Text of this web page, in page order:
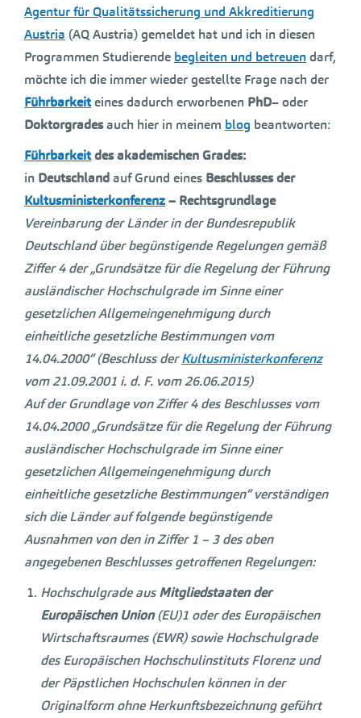
Agentur fürQualitätssicherung und Akkreditierung
Austria (AQ Austria) gemeldet hat und ich in diesen
Programmen Studierende begleiten und betreuendarf,
möchte ich die immer wieder gestellte Frage nach der
Führbarkeiteines dadurch erworbenen PhD– oder
Doktorgradesauch hier in meinem blog beantworten:
Führbarkeitdes akademischen Grades:
in Deutschlandauf Grund eines Beschlusses der
Kultusministerkonferenz– Rechtsgrundlage
Vereinbarung der Länder in der Bundesrepublik
Deutschland über begünstigende Regelungen gemäß
Ziffer 4 der „Grundsätze für die Regelung der Führung
ausländischer Hochschulgrade im Sinne einer
gesetzlichen Allgemeingenehmigung durch
einheitliche gesetzliche Bestimmungen vom
14.04.2000“ (Beschluss derKultusministerkonferenz
vom 21.09.2001 i. d. F. vom 26.06.2015)
Auf der Grundlage von Ziffer 4 des Beschlusses vom
14.04.2000 „Grundsätze für die Regelung der Führung
ausländischer Hochschulgrade im Sinne einer
gesetzlichen Allgemeingenehmigung durch
einheitliche gesetzliche Bestimmungen“ verständigen
sich die Länder auf folgende begünstigende
Ausnahmen von den in Ziffer 1 – 3 des oben
angegebenen Beschlusses getroffenen Regelungen:
Hochschulgrade ausMitgliedstaaten der
Europäischen Union(EU)1 oder des Europäischen
Wirtschaftsraumes (EWR) sowie Hochschulgrade
des Europäischen Hochschulinstituts Florenz und
der Päpstlichen Hochschulen können in der
Originalform ohne Herkunftsbezeichnung geführt